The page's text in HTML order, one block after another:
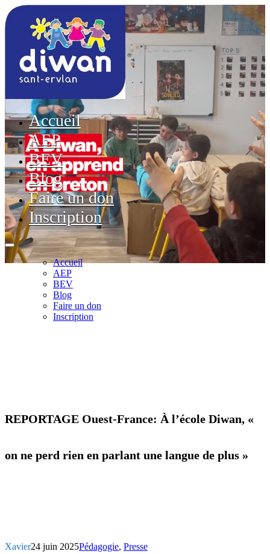
Accueil
AEP
BEV
Blog
Faire un don
Inscription
Accueil
AEP
BEV
Blog
Faire un don
Inscription
REPORTAGE Ouest-France: À l’école Diwan, «
on ne perd rien en parlant une langue de plus »
Xavier24 juin 2025Pédagogie, Presse